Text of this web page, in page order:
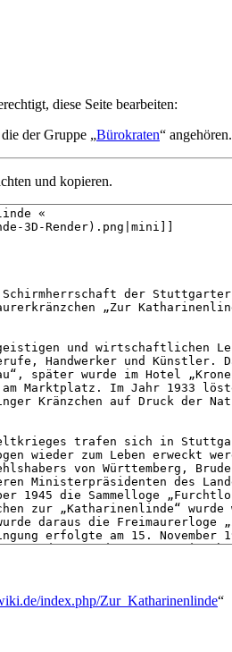
diese Seite bearbeiten:
der Gruppe „Bürokraten“ angehören.
und kopieren.
index.php/Zur_Katharinenlinde“